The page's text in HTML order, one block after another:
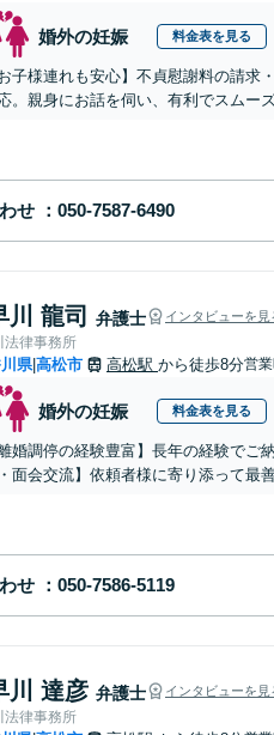
婚外の妊娠 料金表を見る
お子様連れも安心】不貞慰謝料の請
。親身にお話を伺い、有利でスムー
せ
川 龍司 弁護士 インタビューを見
法律事務所
県|高松市 高松駅 から徒歩8分営
婚外の妊娠 料金表を見る
離婚調停の経験豊富】長年の経験で
面会交流】依頼者様に寄り添って最
せ
川 達彦 弁護士 インタビューを見
法律事務所